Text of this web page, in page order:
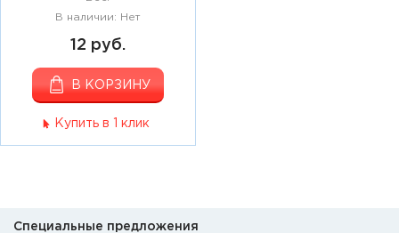
В наличии: Нет
12 руб.
В КОРЗИНУ
Купить в 1 клик
Специальные предложения